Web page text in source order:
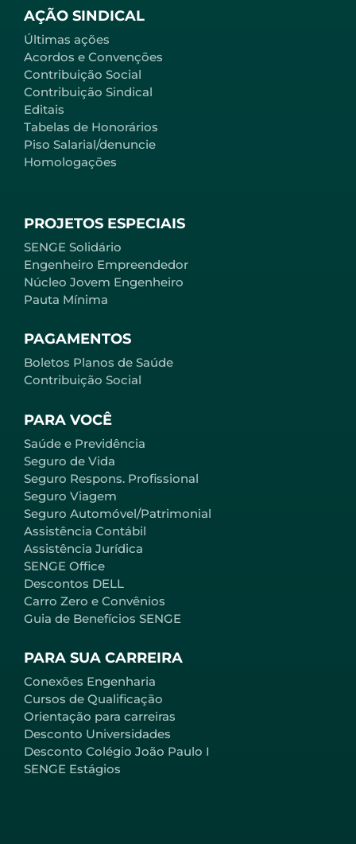
PARA VOCÊ
Saúde e Previdência
Seguro de Vida
Seguro Respons. Profissional
Seguro Viagem
Seguro Automóvel/Patrimonial
Assistência Contábil
Assistência Jurídica
SENGE Office
Descontos DELL
Carro Zero e Convênios
Guia de Benefícios SENGE
PARA SUA CARREIRA
Conexões Engenharia
Cursos de Qualificação
Orientação para carreiras
Desconto Universidades
Desconto Colégio João Paulo I
SENGE Estágios
AÇÃO SINDICAL
Últimas ações
Acordos e Convenções
Contribuição Social
Contribuição Sindical
Editais
Tabelas de Honorários
Piso Salarial/denuncie
Homologações
PROJETOS ESPECIAIS
SENGE Solidário
Engenheiro Empreendedor
Núcleo Jovem Engenheiro
Pauta Mínima
PAGAMENTOS
Boletos Planos de Saúde
Contribuição Social